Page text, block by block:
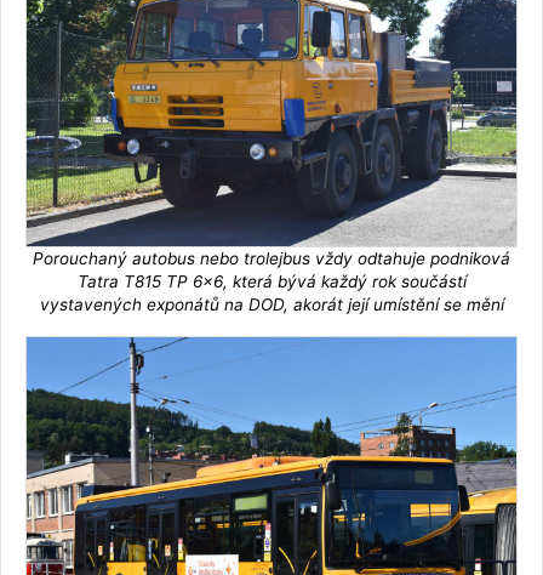
Porouchaný autobus nebo trolejbus vždy odtahuje podniková
Tatra T815 TP 6x6, která bývá každý rok součástí
vystavených exponátů na DOD, akorát její umístění se mění